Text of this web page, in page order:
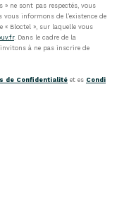
» ne sont pas respectés, vous
vous informons de l’existence de
« Bloctel », sur laquelle vous
. Dans le cadre de la
à ne pas inscrire de
de Confidentialité et es Condi